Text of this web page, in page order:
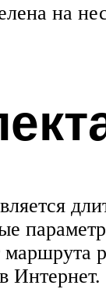
на
маршрута
Интернет.